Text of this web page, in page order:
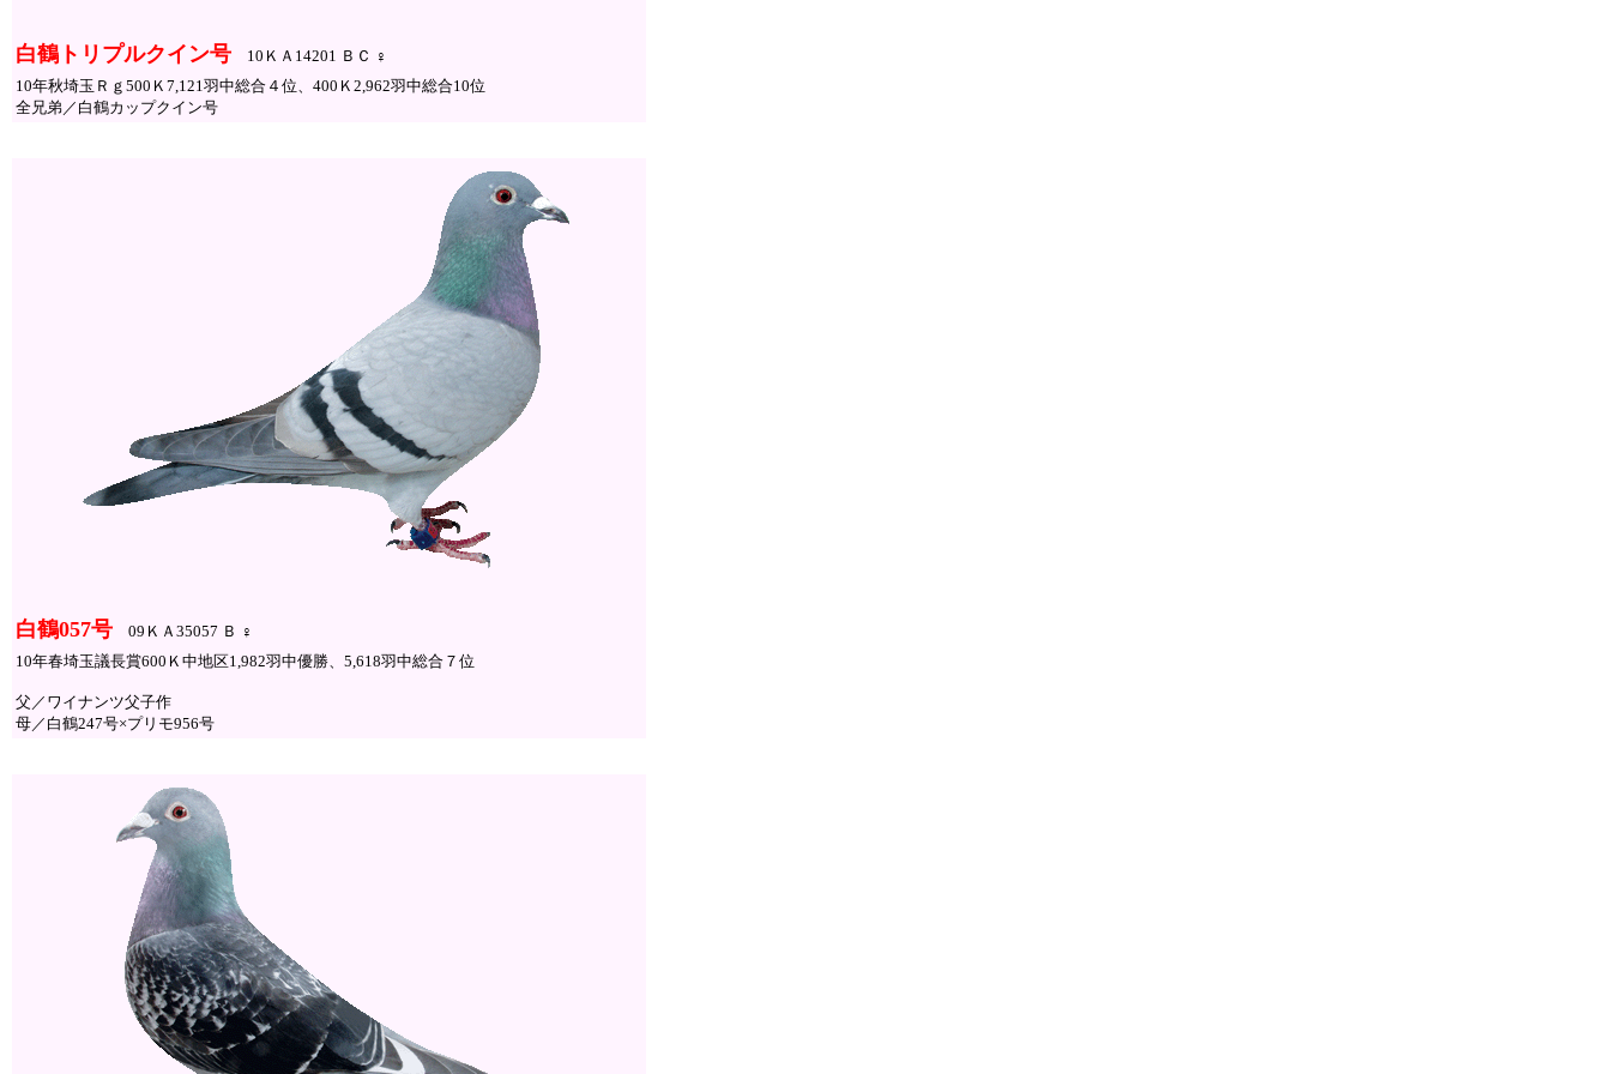
白鶴トリプルクイン号 10ＫＡ14201 ＢＣ ♀
10年秋埼玉Ｒｇ500Ｋ7,121羽中総合４位、400Ｋ2,962羽中総合10位
全兄弟／白鶴カップクイン号
白鶴057号 09ＫＡ35057 Ｂ ♀
10年春埼玉議長賞600Ｋ中地区1,982羽中優勝、5,618羽中総合７位
父／ワイナンツ父子作
母／白鶴247号×プリモ956号